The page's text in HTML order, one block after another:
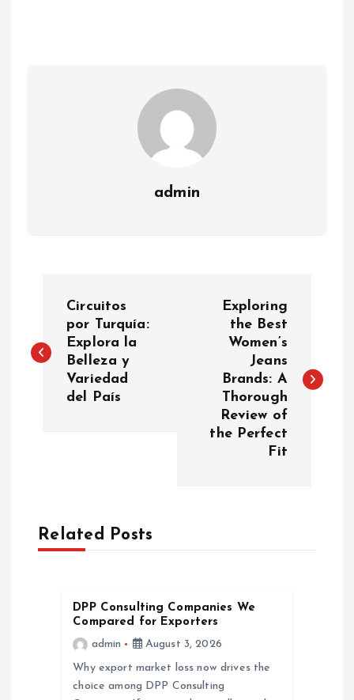
admin
s
v
Circuitos
por Turquía:
Explora la
Belleza y
Variedad
del País
Exploring
the Best
Women’s
Jeans
Brands: A
Thorough
Review of
the Perfect
Fit
Related Posts
DPP Consulting Companies We
Compared for Exporters
admin
August 3, 2026
Why export market loss now drives the
choice among DPP Consulting